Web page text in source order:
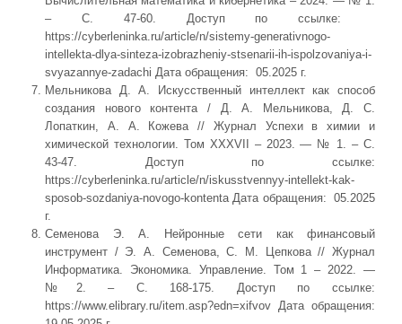
– С. 47-60. Доступ по ссылке:
https://cyberleninka.ru/article/n/sistemy-generativnogo-
intellekta-dlya-sinteza-izobrazheniy-stsenarii-ih-ispolzovaniya-i-
svyazannye-zadachi Дата обращения: 05.2025 г.
Мельникова Д. А. Искусственный интеллект как способ
создания нового контента / Д. А. Мельникова, Д. С.
Лопаткин, А. А. Кожева // Журнал Успехи в химии и
химической технологии. Том XXXVII – 2023. — № 1. – С.
43-47. Доступ по ссылке:
https://cyberleninka.ru/article/n/iskusstvennyy-intellekt-kak-
sposob-sozdaniya-novogo-kontenta Дата обращения: 05.2025
г.
Семенова Э. А. Нейронные сети как финансовый
инструмент / Э. А. Семенова, С. М. Цепкова // Журнал
Информатика. Экономика. Управление. Том 1 – 2022. —
№2. – С. 168-175. Доступ по ссылке:
https://www.elibrary.ru/item.asp?edn=xifvov Дата обращения: